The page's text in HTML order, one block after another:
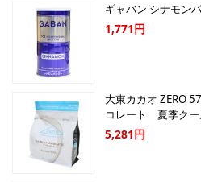
ギャバン シナモン
1,771円
大東カカオ ZERO
コレート 夏季ク
5,281円